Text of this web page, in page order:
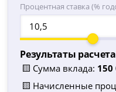
Процентная ставка (%
Результаты
🟨 Сумма вклада: 150
🟨 Начисленные